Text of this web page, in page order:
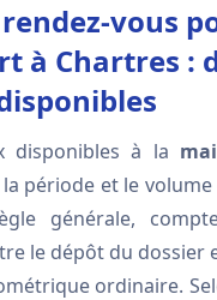
vous
à Chartres :
disponibles à la
période et le
générale,
le dépôt du dossier
ordinaire.